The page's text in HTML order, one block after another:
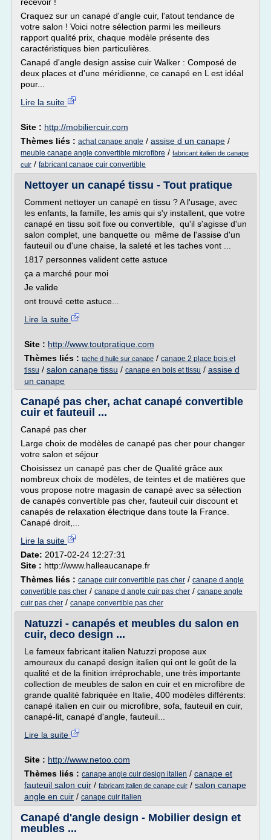
Craquez sur un canapé d'angle cuir, l'atout tendance de
votre salon ! Voici notre sélection parmi les meilleurs
rapport qualité prix, chaque modèle présente des
caractéristiques bien particulières.
Canapé d'angle design assise cuir Walker : Composé de
deux places et d'une méridienne, ce canapé en L est idéal
pour...
Lire la suite
Site : http://mobiliercuir.com
Thèmes liés : achat canape angle / assise d un canape /
meuble canape angle convertible microfibre / fabricant italien de canape
cuir / fabricant canape cuir convertible
Nettoyer un canapé tissu - Tout pratique
Comment nettoyer un canapé en tissu ? A l'usage, avec
les enfants, la famille, les amis qui s'y installent, que votre
canapé en tissu soit fixe ou convertible, qu'il s'agisse d'un
salon complet, une banquette ou même de l'assise d'un
fauteuil ou d'une chaise, la saleté et les taches vont ...
1817 personnes valident cette astuce
ça a marché pour moi
Je valide
ont trouvé cette astuce...
Lire la suite
Site : http://www.toutpratique.com
Thèmes liés : tache d huile sur canape / canape 2 place bois et
tissu / salon canape tissu / canape en bois et tissu / assise d
un canape
Canapé pas cher, achat canapé convertible
cuir et fauteuil ...
Canapé pas cher
Large choix de modèles de canapé pas cher pour changer
votre salon et séjour
Choisissez un canapé pas cher de Qualité grâce aux
nombreux choix de modèles, de teintes et de matières que
vous propose notre magasin de canapé avec sa sélection
de canapés convertible pas cher, fauteuil cuir discount et
canapés de relaxation électrique dans toute la France.
Canapé droit,...
Lire la suite
Date: 2017-02-24 12:27:31
Site : http://www.halleaucanape.fr
Thèmes liés : canape cuir convertible pas cher / canape d angle
convertible pas cher / canape d angle cuir pas cher / canape angle
cuir pas cher / canape convertible pas cher
Natuzzi - canapés et meubles du salon en
cuir, deco design ...
Le fameux fabricant italien Natuzzi propose aux
amoureux du canapé design italien qui ont le goût de la
qualité et de la finition irréprochable, une très importante
collection de meubles de salon en cuir et en microfibre de
grande qualité fabriquée en Italie, 400 modèles différents:
canapé italien en cuir ou microfibre, sofa, fauteuil en cuir,
canapé-lit, canapé d'angle, fauteuil...
Lire la suite
Site : http://www.netoo.com
Thèmes liés : canape angle cuir design italien / canape et
fauteuil salon cuir / fabricant italien de canape cuir / salon canape
angle en cuir / canape cuir italien
Canapé d'angle design - Mobilier design et
meubles ...